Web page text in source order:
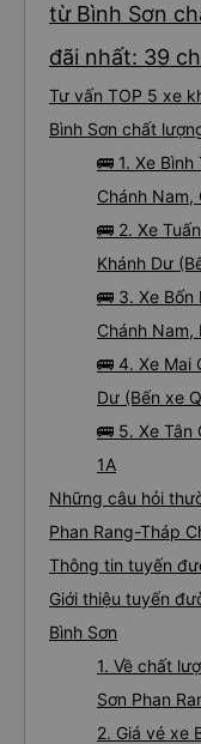
từ Bình Sơn
đãi nhất: 39
Tư vấn TOP 5 xe
Bình Sơn chất
🚌 1. Xe
Chánh
🚌 2. Xe
Khánh Dư
🚌 3. Xe Bốn
Chánh Nam,
🚌 4. Xe Mai
Dư (Bến xe
🚌 5. Xe Tân
1A
Những câu hỏi
Phan Rang-Tháp
Thông tin tuyến
Giới thiệu tuyến
Bình Sơn
1. Về chất
Sơn Phan
2. Giá vé xe